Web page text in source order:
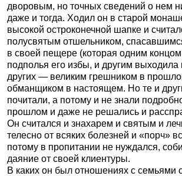
дворовым, но точных сведений о нем
даже и тогда. Ходил он в старой
высокой остроконечной шапке и
полусвятым отшельником,
в своей пещере (которая одним
подполья его избы, и другим выходила
других — великим грешником в
обманщиком в настоящем. Но те и
почитали, а потому и не знали
прошлом и даже не решались и
Он считался и знахарем и святым и
телесно от всяких болезней и «порч»
потому в пропитании не нуждался,
даяние от своей клиентуры.
В каких он был отношениях с семьями